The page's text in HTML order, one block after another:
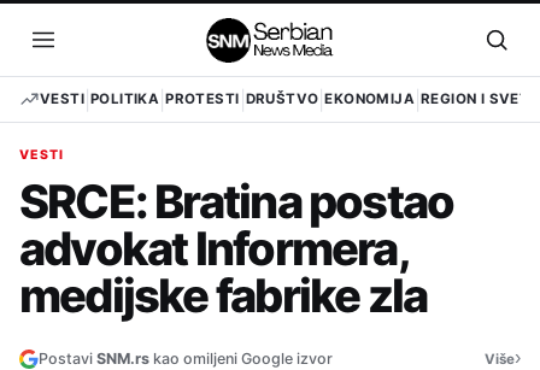
sadržaj
Otvori
meni
VESTI POLITIKA PROTESTI DRUŠTVO EKONOMIJA REGION I SVET
VESTI
SRCE: Bratina postao
advokat Informera,
medijske fabrike zla
Postavi SNM.rs kao omiljeni Google izvor Više›